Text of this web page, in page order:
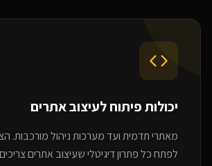
יכולות פיתוח לעיצוב אתרים
מאתרי תדמית ועד מערכות ניהול מורכבות.
לפתח כל פתרון דיגיטלי שעיצוב אתרים